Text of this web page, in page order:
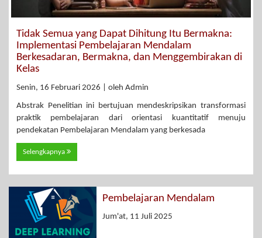
Tidak Semua yang Dapat Dihitung Itu Bermakna:
Implementasi Pembelajaran Mendalam
Berkesadaran, Bermakna, dan Menggembirakan di
Kelas
Senin, 16 Februari 2026 | oleh Admin
Abstrak Penelitian ini bertujuan mendeskripsikan transformasi
praktik pembelajaran dari orientasi kuantitatif menuju
pendekatan Pembelajaran Mendalam yang berkesada
Selengkapnya
Pembelajaran Mendalam
Jum'at, 11 Juli 2025